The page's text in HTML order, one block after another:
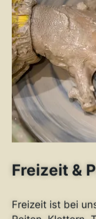
Freizeit &
Reiten, Klettern,